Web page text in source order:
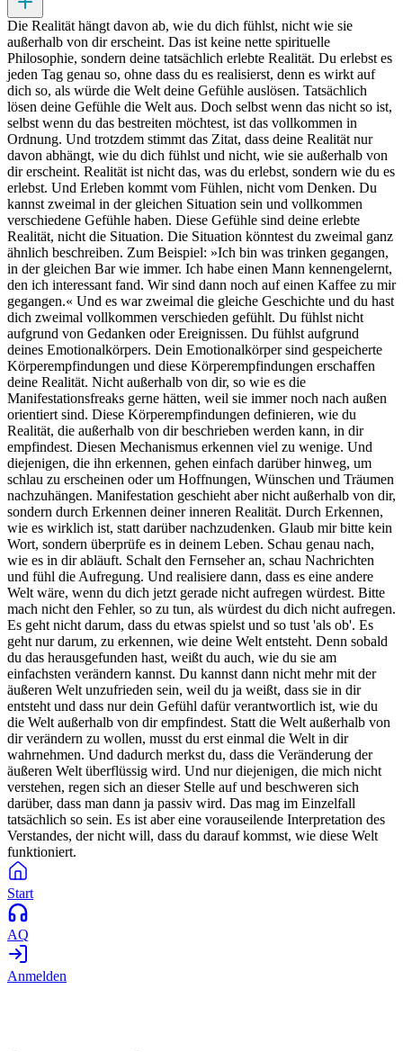
Die Realität hängt davon ab, wie du dich fühlst, nicht wie sie
außerhalb von dir erscheint. Das ist keine nette spirituelle
Philosophie, sondern deine tatsächlich erlebte Realität. Du erlebst es
jeden Tag genau so, ohne dass du es realisierst, denn es wirkt auf
dich so, als würde die Welt deine Gefühle auslösen. Tatsächlich
lösen deine Gefühle die Welt aus. Doch selbst wenn das nicht so ist,
selbst wenn du das bestreiten möchtest, ist das vollkommen in
Ordnung. Und trotzdem stimmt das Zitat, dass deine Realität nur
davon abhängt, wie du dich fühlst und nicht, wie sie außerhalb von
dir erscheint. Realität ist nicht das, was du erlebst, sondern wie du es
erlebst. Und Erleben kommt vom Fühlen, nicht vom Denken. Du
kannst zweimal in der gleichen Situation sein und vollkommen
verschiedene Gefühle haben. Diese Gefühle sind deine erlebte
Realität, nicht die Situation. Die Situation könntest du zweimal ganz
ähnlich beschreiben. Zum Beispiel: »Ich bin was trinken gegangen,
in der gleichen Bar wie immer. Ich habe einen Mann kennengelernt,
den ich interessant fand. Wir sind dann noch auf einen Kaffee zu mir
gegangen.« Und es war zweimal die gleiche Geschichte und du hast
dich zweimal vollkommen verschieden gefühlt. Du fühlst nicht
aufgrund von Gedanken oder Ereignissen. Du fühlst aufgrund
deines Emotionalkörpers. Dein Emotionalkörper sind gespeicherte
Körperempfindungen und diese Körperempfindungen erschaffen
deine Realität. Nicht außerhalb von dir, so wie es die
Manifestationsfreaks gerne hätten, weil sie immer noch nach außen
orientiert sind. Diese Körperempfindungen definieren, wie du
Realität, die außerhalb von dir beschrieben werden kann, in dir
empfindest. Diesen Mechanismus erkennen viel zu wenige. Und
diejenigen, die ihn erkennen, gehen einfach darüber hinweg, um
schlau zu erscheinen oder um Hoffnungen, Wünschen und Träumen
nachzuhängen. Manifestation geschieht aber nicht außerhalb von dir,
sondern durch Erkennen deiner inneren Realität. Durch Erkennen,
wie es wirklich ist, statt darüber nachzudenken. Glaub mir bitte kein
Wort, sondern überprüfe es in deinem Leben. Schau genau nach,
wie es in dir abläuft. Schalt den Fernseher an, schau Nachrichten
und fühl die Aufregung. Und realisiere dann, dass es eine andere
Welt wäre, wenn du dich jetzt gerade nicht aufregen würdest. Bitte
mach nicht den Fehler, so zu tun, als würdest du dich nicht aufregen.
Es geht nicht darum, dass du etwas spielst und so tust 'als ob'. Es
geht nur darum, zu erkennen, wie deine Welt entsteht. Denn sobald
du das herausgefunden hast, weißt du auch, wie du sie am
einfachsten verändern kannst. Du kannst dann nicht mehr mit der
äußeren Welt unzufrieden sein, weil du ja weißt, dass sie in dir
entsteht und dass nur dein Gefühl dafür verantwortlich ist, wie du
die Welt außerhalb von dir empfindest. Statt die Welt außerhalb von
dir verändern zu wollen, musst du erst einmal die Welt in dir
wahrnehmen. Und dadurch merkst du, dass die Veränderung der
äußeren Welt überflüssig wird. Und nur diejenigen, die mich nicht
verstehen, regen sich an dieser Stelle auf und beschweren sich
darüber, dass man dann ja passiv wird. Das mag im Einzelfall
tatsächlich so sein. Es ist aber eine vorauseilende Interpretation des
Verstandes, der nicht will, dass du darauf kommst, wie diese Welt
funktioniert.
Start
AQ
Anmelden